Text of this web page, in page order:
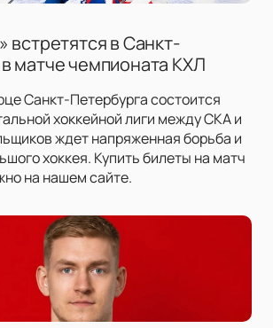
встретятся в Санкт-
матче чемпионата КХЛ
Санкт-Петербурга состоится
хоккейной лиги между СКА и
ждет напряженная борьба и
хоккея. Купить билеты на матч
на нашем сайте.